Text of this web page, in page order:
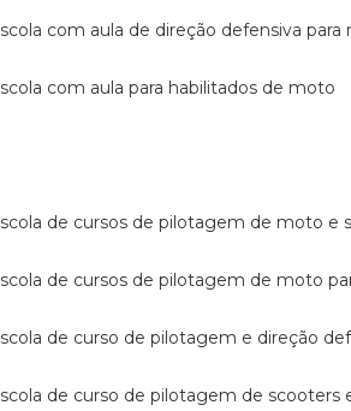
escola com aula de direção defensiva para
escola com aula para habilitados de moto
escola de cursos de pilotagem de moto e
escola de cursos de pilotagem de moto
escola de curso de pilotagem e direção
escola de curso de pilotagem de